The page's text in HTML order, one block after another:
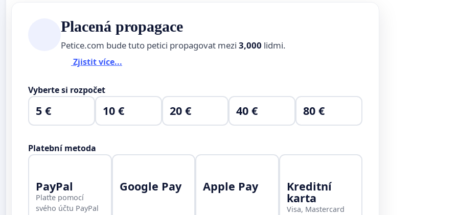
Placená propagace
Petice.com bude tuto petici propagovat mezi 3,000 lidmi.
Zjistit více...
Vyberte si rozpočet
5 € 10 € 20 € 40 € 80 €
Platební metoda
PayPal
Plaťte pomocí
svého účtu PayPal
Google Pay Apple Pay Kreditní
karta
Visa, Mastercard